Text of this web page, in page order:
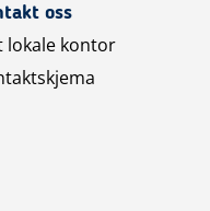
oss
lokale kontor